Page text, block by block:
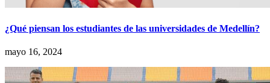
¿Qué piensan los estudiantes de las universidades de Medellín?
mayo 16, 2024